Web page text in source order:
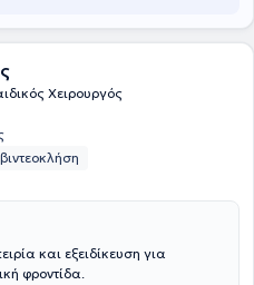
Έχει βραβευθεί 5 φορές
Είναι κριτής (reviewer) σε
Έχει συμμετάσχει σε πληθώρα
σε Ελλάδα και
Χειρουργός
και εξειδίκευση για
φροντίδα.